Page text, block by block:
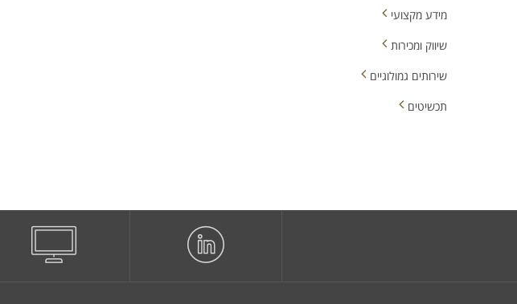
מידע מקצועי
שיווק ומכירות
שירותים גמולוגיים
תכשיטים